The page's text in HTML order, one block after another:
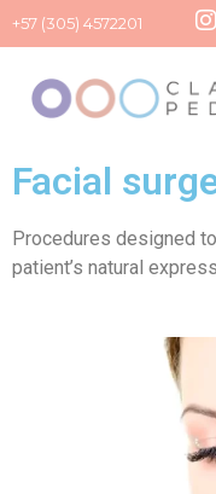
+57 (305) 4572201
Facial
Procedures designed
patient’s natural